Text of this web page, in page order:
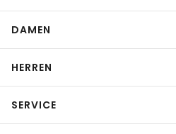
DAMEN
HERREN
SERVICE